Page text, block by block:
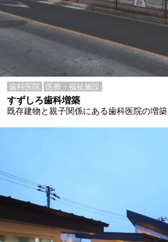
歯科医院 医療・福祉施設
すずしろ歯科増築
既存建物と親子関係にある歯科医院の増築